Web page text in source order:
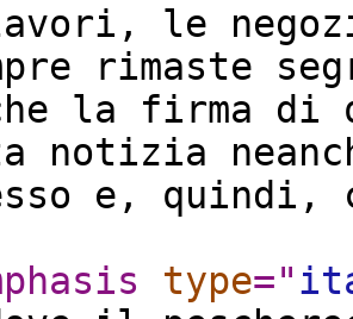
le
rimaste
la firma di
notizia
e,
type="